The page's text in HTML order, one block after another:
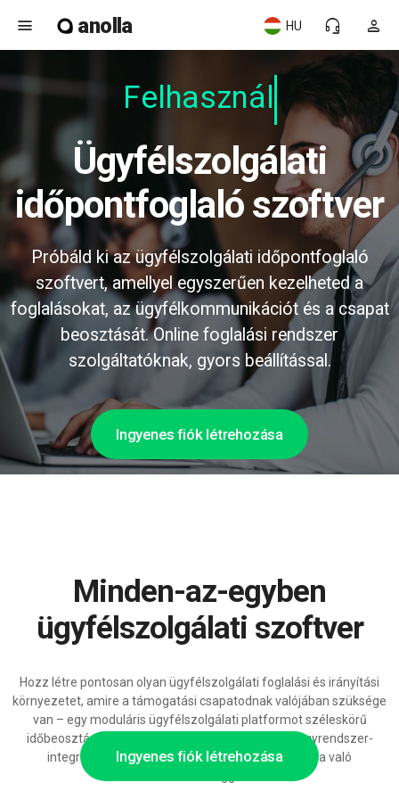
menu anolla person
headset_mic
HU
Felhasználó
Ügyfélszolgálati
időpontfoglaló szoftver
Próbáld ki az ügyfélszolgálati időpontfoglaló
szoftvert, amellyel egyszerűen kezelheted a
foglalásokat, az ügyfélkommunikációt és a csapat
beosztását. Online foglalási rendszer
szolgáltatóknak, gyors beállítással.
Ingyenes fiók létrehozása
Ingyenes fiók létrehozása
Minden-az-egyben
ügyfélszolgálati szoftver
Hozz létre pontosan olyan ügyfélszolgálati foglalási és irányítási
környezetet, amire a támogatási csapatodnak valójában szüksége
van – egy moduláris ügyfélszolgálati platformot széleskörű
időbeosztási és munkafolyamat-beállításokkal, jegyrendszer-
integrációkkal és MI-alapú ügyfélkommunikációra való